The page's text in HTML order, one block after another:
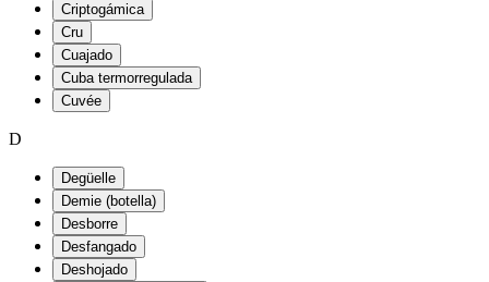
Criptogámica
Cru
Cuajado
Cuba termorregulada
Cuvée
D
Degüelle
Demie (botella)
Desborre
Desfangado
Deshojado